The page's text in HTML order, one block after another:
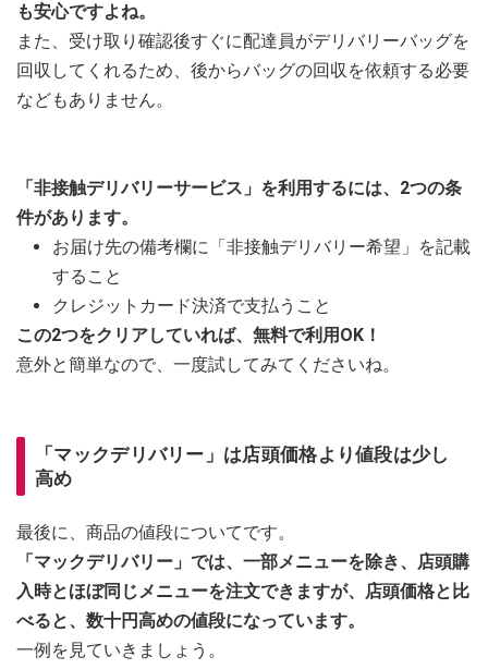
も安心ですよね。
また、受け取り確認後すぐに配達員がデリバリーバッグを
回収してくれるため、後からバッグの回収を依頼する必要
などもありません。
「非接触デリバリーサービス」を利用するには、2つの条
件があります。
お届け先の備考欄に「非接触デリバリー希望」を記載
すること
クレジットカード決済で支払うこと
この2つをクリアしていれば、無料で利用OK！
意外と簡単なので、一度試してみてくださいね。
「マックデリバリー」は店頭価格より値段は少し
高め
最後に、商品の値段についてです。
「マックデリバリー」では、一部メニューを除き、店頭購
入時とほぼ同じメニューを注文できますが、店頭価格と比
べると、数十円高めの値段になっています。
一例を見ていきましょう。